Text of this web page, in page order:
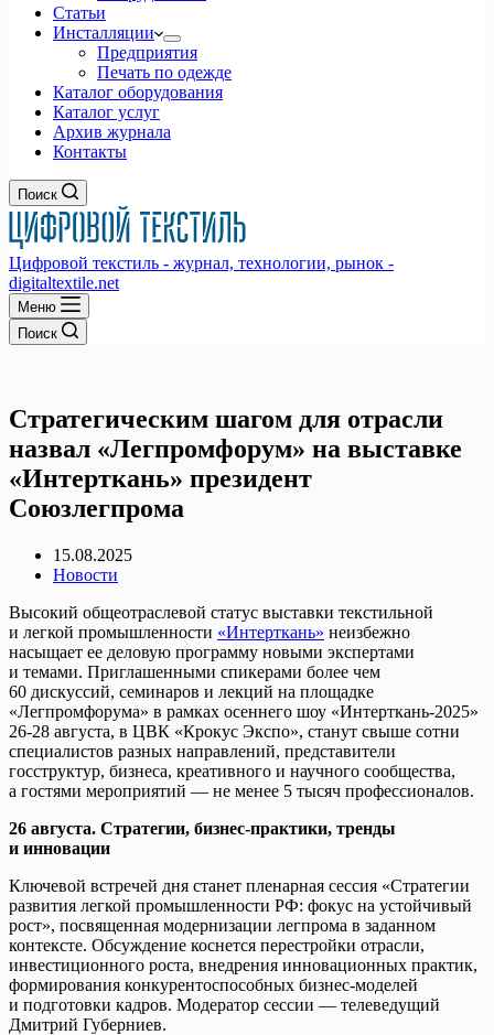
Статьи
Инсталляции
Предприятия
Печать по одежде
Каталог оборудования
Каталог услуг
Архив журнала
Контакты
Поиск
Цифровой текстиль - журнал, технологии, рынок -
digitaltextile.net
Меню
Поиск
Стратегическим шагом для отрасли
назвал «Легпромфорум» на выставке
«Интерткань» президент
Союзлегпрома
15.08.2025
Новости
Высокий общеотраслевой статус выставки текстильной
и легкой промышленности «Интерткань» неизбежно
насыщает ее деловую программу новыми экспертами
и темами. Приглашенными спикерами более чем
60 дискуссий, семинаров и лекций на площадке
«Легпромфорума» в рамках осеннего шоу «Интерткань-2025»
26-28 августа, в ЦВК «Крокус Экспо», станут свыше сотни
специалистов разных направлений, представители
госструктур, бизнеса, креативного и научного сообщества,
а гостями мероприятий — не менее 5 тысяч профессионалов.
26 августа. Стратегии, бизнес-практики, тренды
и инновации
Ключевой встречей дня станет пленарная сессия «Стратегии
развития легкой промышленности РФ: фокус на устойчивый
рост», посвященная модернизации легпрома в заданном
контексте. Обсуждение коснется перестройки отрасли,
инвестиционного роста, внедрения инновационных практик,
формирования конкурентоспособных бизнес-моделей
и подготовки кадров. Модератор сессии — телеведущий
Дмитрий Губерниев.